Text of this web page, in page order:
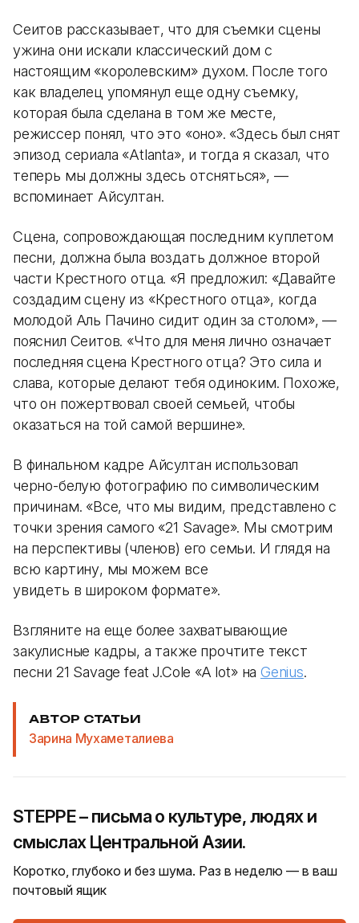
Сеитов рассказывает, что для съемки сцены
ужина они искали классический дом с
настоящим «королевским» духом. После того
как владелец упомянул еще одну съемку,
которая была сделана в том же месте,
режиссер понял, что это «оно». «Здесь был снят
эпизод сериала «Atlanta», и тогда я сказал, что
теперь мы должны здесь отсняться», —
вспоминает Айсултан.
Сцена, сопровождающая последним куплетом
песни, должна была воздать должное второй
части Крестного отца. «Я предложил: «Давайте
создадим сцену из «Крестного отца», когда
молодой Аль Пачино сидит один за столом», —
пояснил Сеитов. «Что для меня лично означает
последняя сцена Крестного отца? Это сила и
слава, которые делают тебя одиноким. Похоже,
что он пожертвовал своей семьей, чтобы
оказаться на той самой вершине».
В финальном кадре Айсултан использовал
черно-белую фотографию по символическим
причинам. «Все, что мы видим, представлено с
точки зрения самого «21 Savage». Мы смотрим
на перспективы (членов) его семьи. И глядя на
всю картину, мы можем все
увидеть в широком формате».
Взгляните на еще более захватывающие
закулисные кадры, а также прочтите текст
песни 21 Savage feat J.Cole «A lot» на Genius.
АВТОР СТАТЬИ
Зарина Мухаметалиева
STEPPE – письма о культуре, людях и
смыслах Центральной Азии.
Коротко, глубоко и без шума. Раз в неделю — в ваш
почтовый ящик